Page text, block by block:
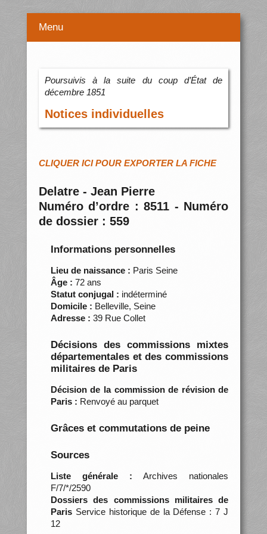
Menu
Poursuivis à la suite du coup d’État de
décembre 1851
Notices individuelles
CLIQUER ICI POUR EXPORTER LA FICHE
Delatre - Jean Pierre
Numéro d’ordre : 8511 - Numéro
de dossier : 559
Informations personnelles
Lieu de naissance : Paris Seine
Âge : 72 ans
Statut conjugal : indéterminé
Domicile : Belleville, Seine
Adresse : 39 Rue Collet
Décisions des commissions mixtes
départementales et des commissions
militaires de Paris
Décision de la commission de révision de
Paris : Renvoyé au parquet
Grâces et commutations de peine
Sources
Liste générale : Archives nationales
F/7/*/2590
Dossiers des commissions militaires de
ParisService historique de la Défense : 7 J
12